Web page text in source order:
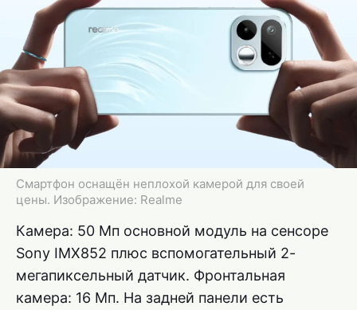
Смартфон оснащён неплохой камерой для своей
цены. Изображение: Realme
Камера: 50 Мп основной модуль на сенсоре
Sony IMX852 плюс вспомогательный 2-
мегапиксельный датчик. Фронтальная
камера: 16 Мп. На задней панели есть